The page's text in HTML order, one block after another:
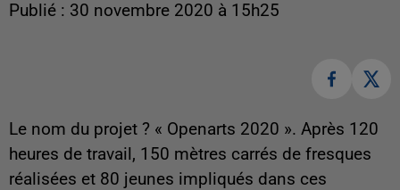
Publié : 30 novembre 2020 à 15h25
Le nom du projet ? « Openarts 2020 ». Après 120
heures de travail, 150 mètres carrés de fresques
réalisées et 80 jeunes impliqués dans ces